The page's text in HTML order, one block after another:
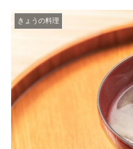
きょうの料理